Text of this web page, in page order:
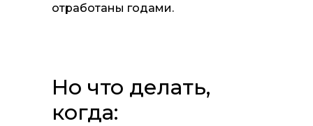
Но что делать,
когда:
отработаны годами.